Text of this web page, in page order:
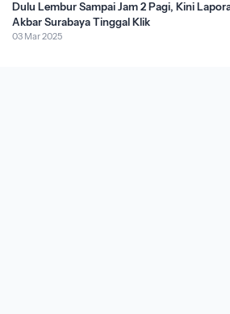
Dulu Lembur Sampai Jam 2 Pagi, Kini
Akbar Surabaya Tinggal Klik
03 Mar 2025